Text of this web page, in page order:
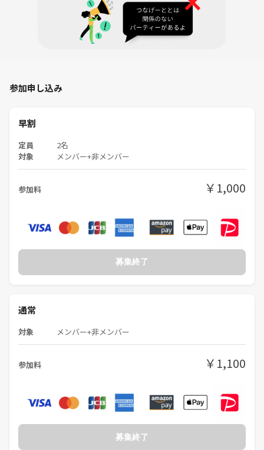
参加申し込み
早割
定員 2名
対象 メンバー+非メンバー
参加料 ￥1,000
募集終了
通常
対象 メンバー+非メンバー
参加料 ￥1,100
募集終了